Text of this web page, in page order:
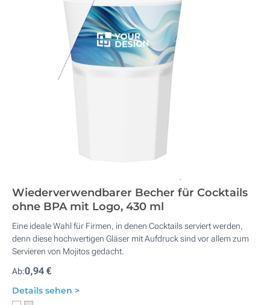
Wiederverwendbarer Becher für Cocktails
ohne BPA mit Logo, 430 ml
Eine ideale Wahl für Firmen, in denen Cocktails serviert werden,
denn diese hochwertigen Gläser mit Aufdruck sind vor allem zum
Servieren von Mojitos gedacht.
Ab:0,94 €
Details sehen >